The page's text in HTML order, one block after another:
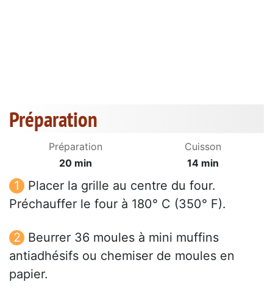
Préparation
Préparation
20 min
Cuisson
14 min
Placer la grille au centre du four.
Préchauffer le four à 180° C (350° F).
Beurrer 36 moules à mini muffins
antiadhésifs ou chemiser de moules en
papier.